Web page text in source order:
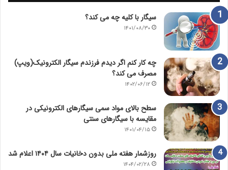
سیگار با کلیه چه می کند؟
۱۴۰۱/۰۸/۳۰
چه کار کنم اگر دیدم فرزندم سیگار الکترونیک(ویپ)
مصرف می کند؟
۱۴۰۲/۰۶/۱۲
سطح بالای مواد سمی سیگارهای الکترونیکی در
مقایسه با سیگارهای سنتی
۱۴۰۱/۰۴/۱۵
روزشمار هفته ملی بدون دخانیات سال ۱۴۰۴ اعلام شد
۱۴۰۴/۰۲/۲۸